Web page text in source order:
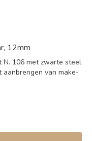
12mm
N. 106 met zwarte steel
van make-